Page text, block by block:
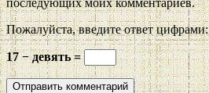
последующих моих комментариев.
Пожалуйста, введите ответ цифрами:
17 − девять =